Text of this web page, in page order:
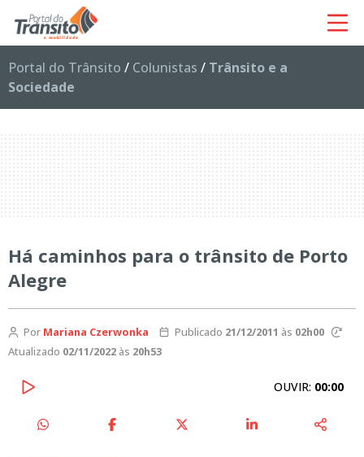
Portal do Trânsito / Colunistas / Trânsito e a
Sociedade
Há caminhos para o trânsito de Porto
Alegre
Por Mariana Czerwonka Publicado 21/12/2011 às 02h00
Atualizado 02/11/2022 às 20h53
OUVIR: 00:00